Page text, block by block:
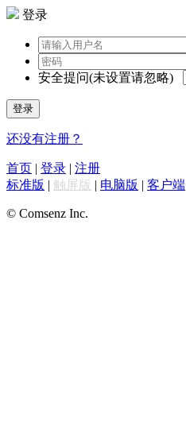
登录
安全提问(未设置请忽略)
登录
还没有注册？
首页 | 登录 | 注册
标准版 | 触屏版 | 电脑版 | 客户端
© Comsenz Inc.